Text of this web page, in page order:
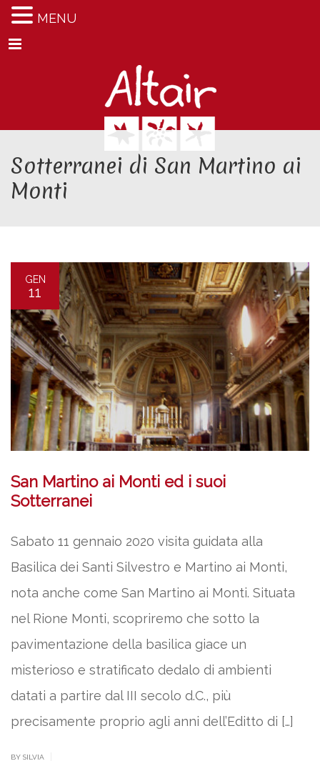
Menu
Sotterranei di San Martino ai
Monti
GEN
11
San Martino ai Monti ed i suoi
Sotterranei
Sabato 11 gennaio 2020 visita guidata alla
Basilica dei Santi Silvestro e Martino ai Monti,
nota anche come San Martino ai Monti. Situata
nel Rione Monti, scopriremo che sotto la
pavimentazione della basilica giace un
misterioso e stratificato dedalo di ambienti
datati a partire dal III secolo d.C., più
precisamente proprio agli anni dell’Editto di […]
BY SILVIA
MENU